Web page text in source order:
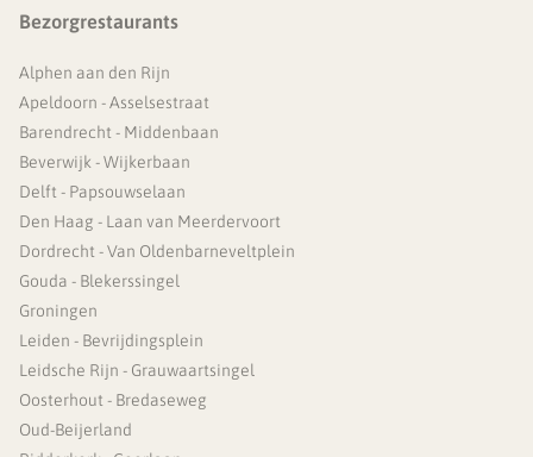
Bezorgrestaurants
Alphen aan den Rijn
Apeldoorn - Asselsestraat
Barendrecht - Middenbaan
Beverwijk - Wijkerbaan
Delft - Papsouwselaan
Den Haag - Laan van Meerdervoort
Dordrecht - Van Oldenbarneveltplein
Gouda - Blekerssingel
Groningen
Leiden - Bevrijdingsplein
Leidsche Rijn - Grauwaartsingel
Oosterhout - Bredaseweg
Oud-Beijerland